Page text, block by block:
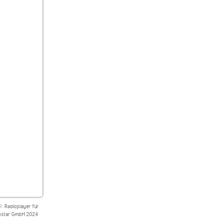
Radioplayer für
GmbH 2024